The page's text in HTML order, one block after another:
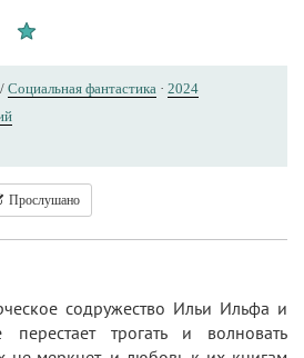
/ Социальная фантастика · 2024
Прослушано
содружество Ильи Ильфа и
трогать и волновать